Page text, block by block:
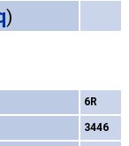
)
6R
3446